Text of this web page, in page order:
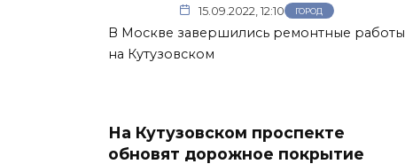
15.09.2022, 12:10 ГОРОД
В Москве завершились ремонтные работы
на Кутузовском
На Кутузовском проспекте
обновят дорожное покрытие